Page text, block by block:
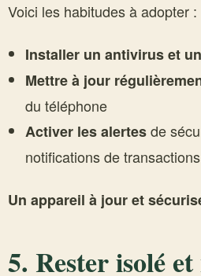
Voici les habitudes à adopter :
Installer un antivirus et
Mettre à jour
du téléphone
Activer les alertesde
notifications de
Un appareil à jour et
5. Rester isolé